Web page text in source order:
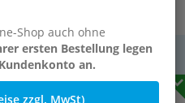
Shop auch ohne
ersten Bestellung legen
an.
zzgl. MwSt)
MwSt.